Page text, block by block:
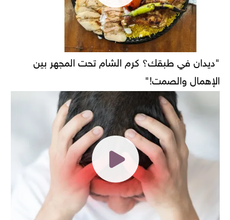
"ديدان في طبقك؟ كرم الشام تحت المجهر بين
الإهمال والصمت!"